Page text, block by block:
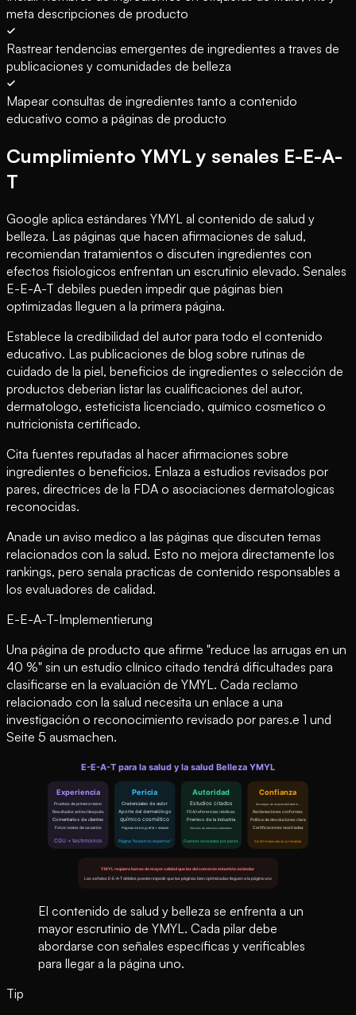
meta descripciones de producto
Rastrear tendencias emergentes de ingredientes a traves de
publicaciones y comunidades de belleza
Mapear consultas de ingredientes tanto a contenido
educativo como a páginas de producto
Cumplimiento YMYL y senales E-E-A-
T
Google aplica estándares YMYL al contenido de salud y
belleza. Las páginas que hacen afirmaciones de salud,
recomiendan tratamientos o discuten ingredientes con
efectos fisiologicos enfrentan un escrutinio elevado. Senales
E-E-A-T debiles pueden impedir que páginas bien
optimizadas lleguen a la primera página.
Establece la credibilidad del autor para todo el contenido
educativo. Las publicaciones de blog sobre rutinas de
cuidado de la piel, beneficios de ingredientes o selección de
productos deberian listar las cualificaciones del autor,
dermatologo, esteticista licenciado, químico cosmetico o
nutricionista certificado.
Cita fuentes reputadas al hacer afirmaciones sobre
ingredientes o beneficios. Enlaza a estudios revisados por
pares, directrices de la FDA o asociaciones dermatologicas
reconocidas.
Anade un aviso medico a las páginas que discuten temas
relacionados con la salud. Esto no mejora directamente los
rankings, pero senala practicas de contenido responsables a
los evaluadores de calidad.
E-E-A-T-Implementierung
Una página de producto que afirme "reduce las arrugas en un
40 %" sin un estudio clínico citado tendrá dificultades para
clasificarse en la evaluación de YMYL. Cada reclamo
relacionado con la salud necesita un enlace a una
investigación o reconocimiento revisado por pares.e 1 und
Seite 5 ausmachen.
El contenido de salud y belleza se enfrenta a un
mayor escrutinio de YMYL. Cada pilar debe
abordarse con señales específicas y verificables
para llegar a la página uno.
Tip